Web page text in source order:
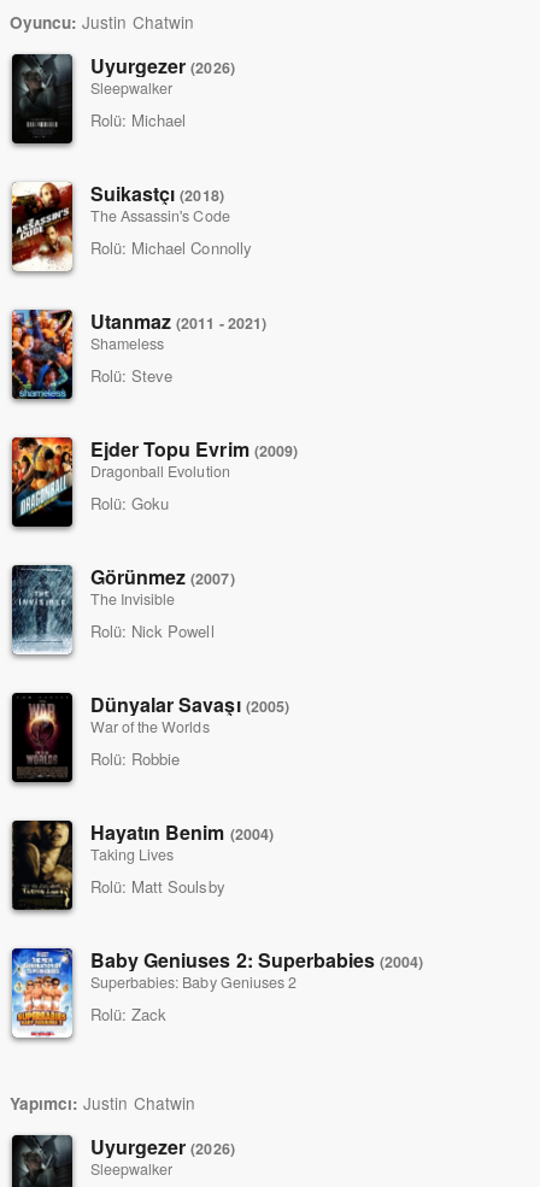
Oyuncu: Justin Chatwin
Uyurgezer(2026)
Sleepwalker
Rolü: Michael
Suikastçı(2018)
The Assassin's Code
Rolü: Michael Connolly
Utanmaz(2011 - 2021)
Shameless
Rolü: Steve
Ejder Topu Evrim (2009)
Dragonball Evolution
Rolü: Goku
Görünmez(2007)
The Invisible
Rolü: Nick Powell
Dünyalar Savaşı (2005)
War of the Worlds
Rolü: Robbie
Hayatın Benim (2004)
Taking Lives
Rolü: Matt Soulsby
Baby Geniuses 2: Superbabies(2004)
Superbabies: Baby Geniuses 2
Rolü: Zack
Yapımcı: Justin Chatwin
Uyurgezer(2026)
Sleepwalker